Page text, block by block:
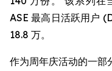
ASE 最高日活跃用户
18.8 万。
作为周年庆活动的一部